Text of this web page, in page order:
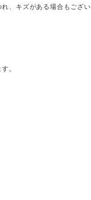
、キズがある場合もござい
。